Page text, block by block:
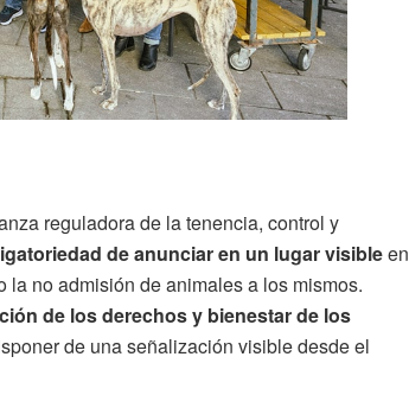
reguladora de la tenencia, control y
de anunciar en un lugar visibleen
no admisión de animales a los mismos.
de los derechos y bienestar de los
de una señalización visible desde el